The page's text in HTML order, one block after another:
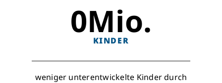
0Mio.
KINDER
weniger unterentwickelte Kinder durch